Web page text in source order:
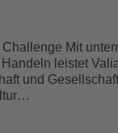
Mit
leistet
und